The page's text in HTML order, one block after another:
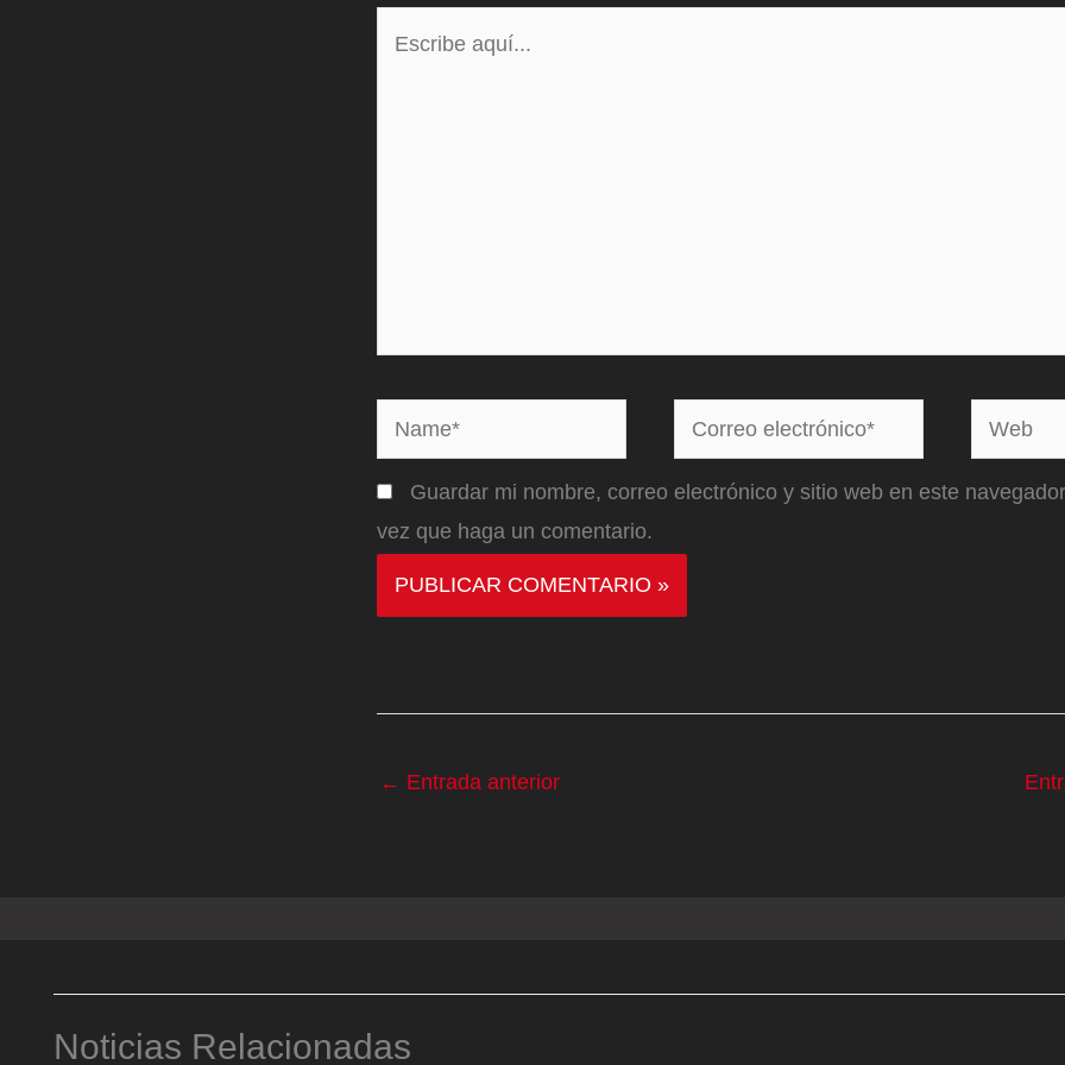
Name*
Correo
electrónico*
Web
Guardar mi nombre, correo electrónico y sitio web en este
vez que haga un comentario.
← Entrada anterior
Noticias Relacionadas